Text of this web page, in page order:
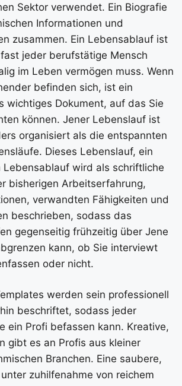
Sektor verwendet. Ein Biografie
Informationen und
zusammen. Ein Lebensablauf ist
jeder berufstätige Mensch
im Leben vermögen muss. Wenn
befinden sich, ist ein
wichtiges Dokument, auf das Sie
können. Jener Lebenslauf ist
organisiert als die entspannten
Dieses Lebenslauf, ein
Lebensablauf wird als schriftliche
bisherigen Arbeitserfahrung,
verwandten Fähigkeiten und
beschrieben, sodass das
gegenseitig frühzeitig über Jene
kann, ob Sie interviewt
oder nicht.
werden sein professionell
beschriftet, sodass jeder
ein Profi befassen kann. Kreative,
gibt es an Profis aus kleiner
Branchen. Eine saubere,
zuhilfenahme von reichem